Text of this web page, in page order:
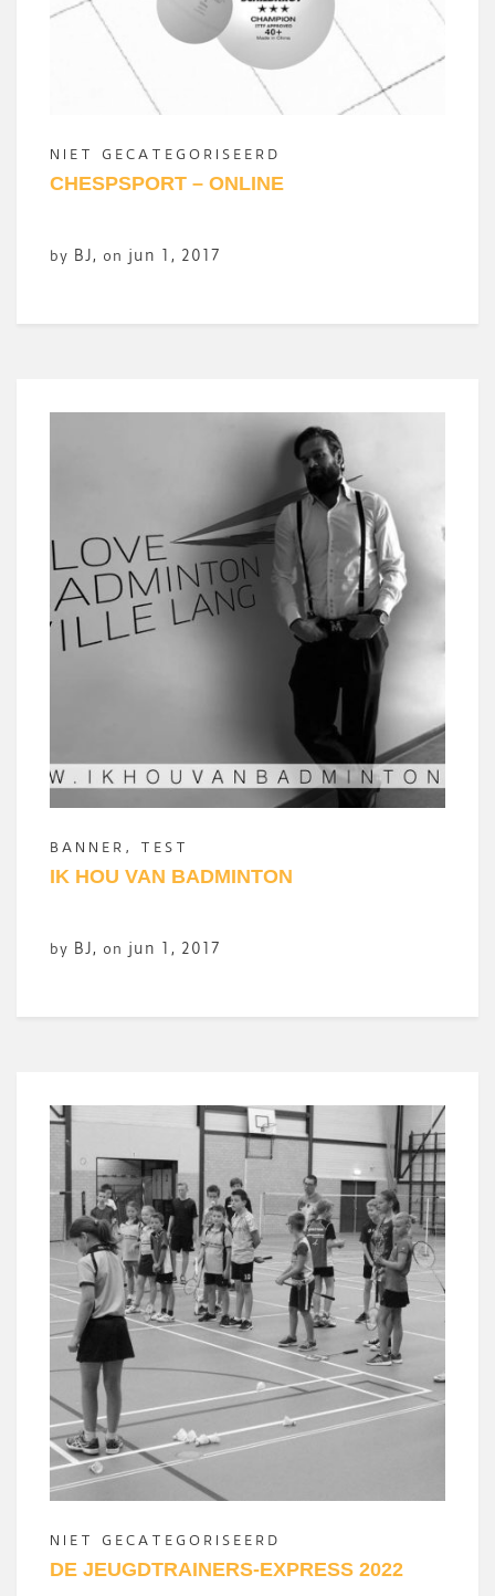
NIET GECATEGORISEERD
CHESPSPORT – ONLINE
by BJ, on jun 1, 2017
BANNER , TEST
IK HOU VAN BADMINTON
by BJ, on jun 1, 2017
NIET GECATEGORISEERD
DE JEUGDTRAINERS-EXPRESS 2022